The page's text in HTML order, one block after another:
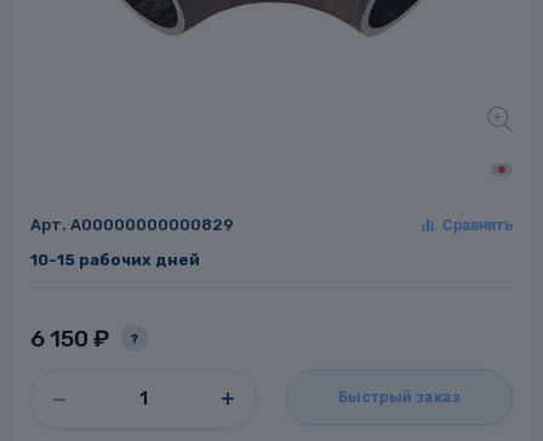
Арт. A00000000000829
10-15 рабочих дней
6 150 ₽ ?
Быстрый заказ
стальные